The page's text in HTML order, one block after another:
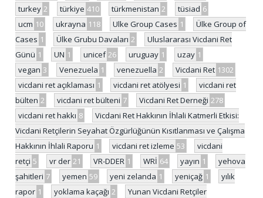
turkey 2 türkiye 410 türkmenistan 2 tüsiad 6
ucm 10 ukrayna 118 Ulke Group Cases 1
Ülke Group of
Cases 1 Ülke Grubu Davaları 2
Uluslararası Vicdani Ret
Günü 1 UN 1 unicef 26 uruguay 1 uzay 1
vegan 3 Venezuela 1 venezuella 2 Vicdani Ret 1302
vicdani ret açıklaması 1 vicdani ret atölyesi 1
vicdani ret
bülten 2 vicdani ret bülteni 7 Vicdani Ret Derneği 278
vicdani ret hakkı 8
Vicdani Ret Hakkının İhlali Katmerli Etkisi:
Vicdani Retçilerin Seyahat Özgürlüğünün Kısıtlanması ve Çalışma
Hakkının İhlali Raporu 1 vicdani ret izleme 53
vicdani
retçi 5 vr der 21 VR-DDER 1 WRİ 64 yayın 1
yehova
şahitleri 7 yemen 59 yeni zelanda 1 yeniçağ 1
yılık
rapor 1 yoklama kaçağı 2
Yunan Vicdani Retçiler